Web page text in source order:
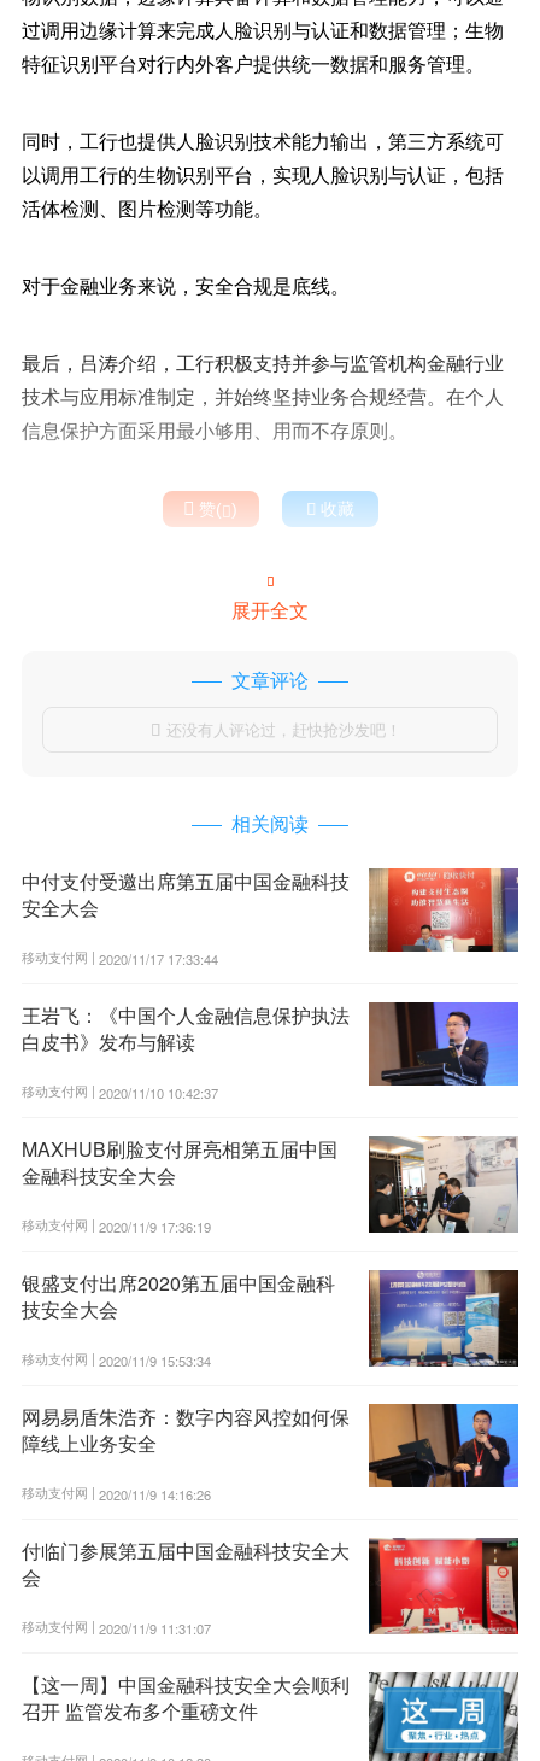
过调用边缘计算来完成人脸识别与认证和数据管理；生物
特征识别平台对行内外客户提供统一数据和服务管理。
同时，工行也提供人脸识别技术能力输出，第三方系统可
以调用工行的生物识别平台，实现人脸识别与认证，包括
活体检测、图片检测等功能。
对于金融业务来说，安全合规是底线。
最后，吕涛介绍，工行积极支持并参与监管机构金融行业
技术与应用标准制定，并始终坚持业务合规经营。在个人
信息保护方面采用最小够用、用而不存原则。
 赞()  收藏

展开全文
文章评论
 还没有人评论过，赶快抢沙发吧！
相关阅读
中付支付受邀出席第五届中国金融科技
安全大会
移动支付网 | 2020/11/17 17:33:44
王岩飞：《中国个人金融信息保护执法
白皮书》发布与解读
移动支付网 | 2020/11/10 10:42:37
MAXHUB刷脸支付屏亮相第五届中国
金融科技安全大会
移动支付网 | 2020/11/9 17:36:19
银盛支付出席2020第五届中国金融科
技安全大会
移动支付网 | 2020/11/9 15:53:34
网易易盾朱浩齐：数字内容风控如何保
障线上业务安全
移动支付网 | 2020/11/9 14:16:26
付临门参展第五届中国金融科技安全大
会
移动支付网 | 2020/11/9 11:31:07
【这一周】中国金融科技安全大会顺利
召开 监管发布多个重磅文件